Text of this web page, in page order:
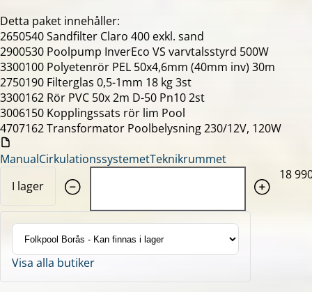
Detta paket innehåller:
2650540 Sandfilter Claro 400 exkl. sand
2900530 Poolpump InverEco VS varvtalsstyrd 500W
3300100 Polyetenrör PEL 50x4,6mm (40mm inv) 30m
2750190 Filterglas 0,5-1mm 18 kg 3st
3300162 Rör PVC 50x 2m D-50 Pn10 2st
3006150 Kopplingssats rör lim Pool
4707162 Transformator Poolbelysning 230/12V, 120W
ManualCirkulationssystemetTeknikrummet
I lager
18
Visa alla butiker